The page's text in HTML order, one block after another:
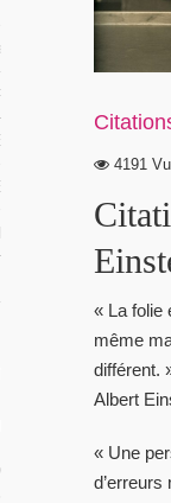
Polynésie
VIDÉOS
LOCAUX
EN FAMILLE : LE
4191
« La folie
même
différent.
Albert
« Une
d’erreurs